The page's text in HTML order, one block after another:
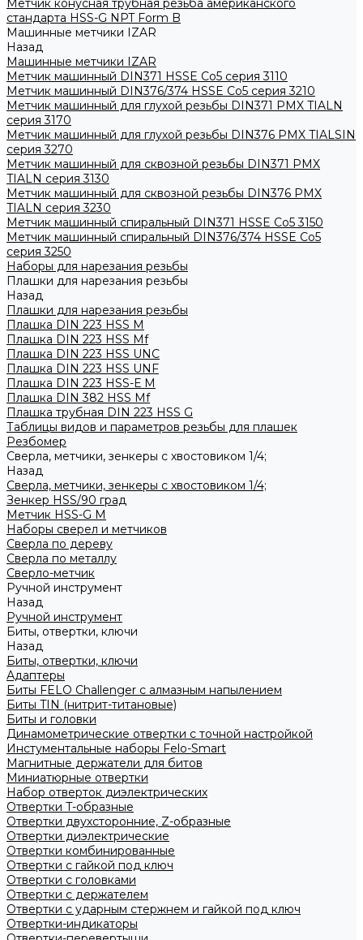
Метчик конусная трубная резьба американского
стандарта HSS-G NPT Form B
Машинные метчики IZAR
Назад
Машинные метчики IZAR
Метчик машинный DIN371 HSSE Co5 серия 3110
Метчик машинный DIN376/374 HSSE Co5 серия 3210
Метчик машинный для глухой резьбы DIN371 PMX TIALN
серия 3170
Метчик машинный для глухой резьбы DIN376 PMX TIALSIN
серия 3270
Метчик машинный для сквозной резьбы DIN371 PMX
TIALN серия 3130
Метчик машинный для сквозной резьбы DIN376 PMX
TIALN серия 3230
Метчик машинный спиральный DIN371 HSSE Co5 3150
Метчик машинный спиральный DIN376/374 HSSE Co5
серия 3250
Наборы для нарезания резьбы
Плашки для нарезания резьбы
Назад
Плашки для нарезания резьбы
Плашка DIN 223 HSS M
Плашка DIN 223 HSS Mf
Плашка DIN 223 HSS UNC
Плашка DIN 223 HSS UNF
Плашка DIN 223 HSS-Е M
Плашка DIN 382 HSS Mf
Плашка трубная DIN 223 HSS G
Таблицы видов и параметров резьбы для плашек
Резбомер
Сверла, метчики, зенкеры с хвостовиком 1/4;
Назад
Сверла, метчики, зенкеры с хвостовиком 1/4;
Зенкер HSS/90 град
Метчик HSS-G М
Наборы сверел и метчиков
Сверла по дереву
Сверла по металлу
Сверло-метчик
Ручной инструмент
Назад
Ручной инструмент
Биты, отвертки, ключи
Назад
Биты, отвертки, ключи
Адаптеры
Биты FELO Challenger с алмазным напылением
Биты TIN (нитрит-титановые)
Биты и головки
Динамометрические отвертки с точной настройкой
Инстументальные наборы Felo-Smart
Магнитные держатели для битов
Миниатюрные отвертки
Набор отверток диэлектрических
Отвертки T-образные
Отвертки двухсторонние, Z-образные
Отвертки диэлектрические
Отвертки комбинированные
Отвертки с гайкой под ключ
Отвертки с головками
Отвертки с держателем
Отвертки с ударным стержнем и гайкой под ключ
Отвертки-индикаторы